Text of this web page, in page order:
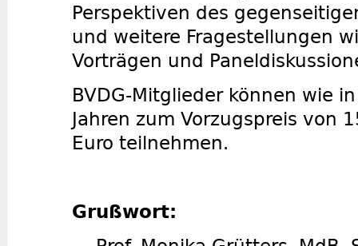
Perspektiven des
und weitere Fragestellungen
Vorträgen und
BVDG-Mitglieder können wie
Jahren zum Vorzugspreis von
Euro teilnehmen.
Grußwort: